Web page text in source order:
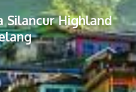
Silancur Highland